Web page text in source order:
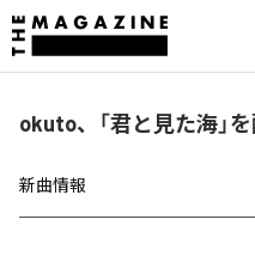
okuto、「君と見た海」
新曲情報